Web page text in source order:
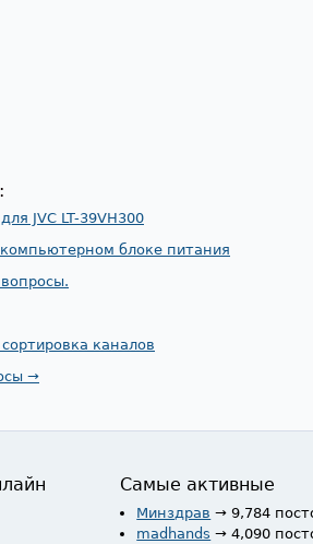
JVC LT-39VH300
блоке питания
вопросы.
каналов
→
Самые активные
Минздрав → 9,784
madhands → 4,090